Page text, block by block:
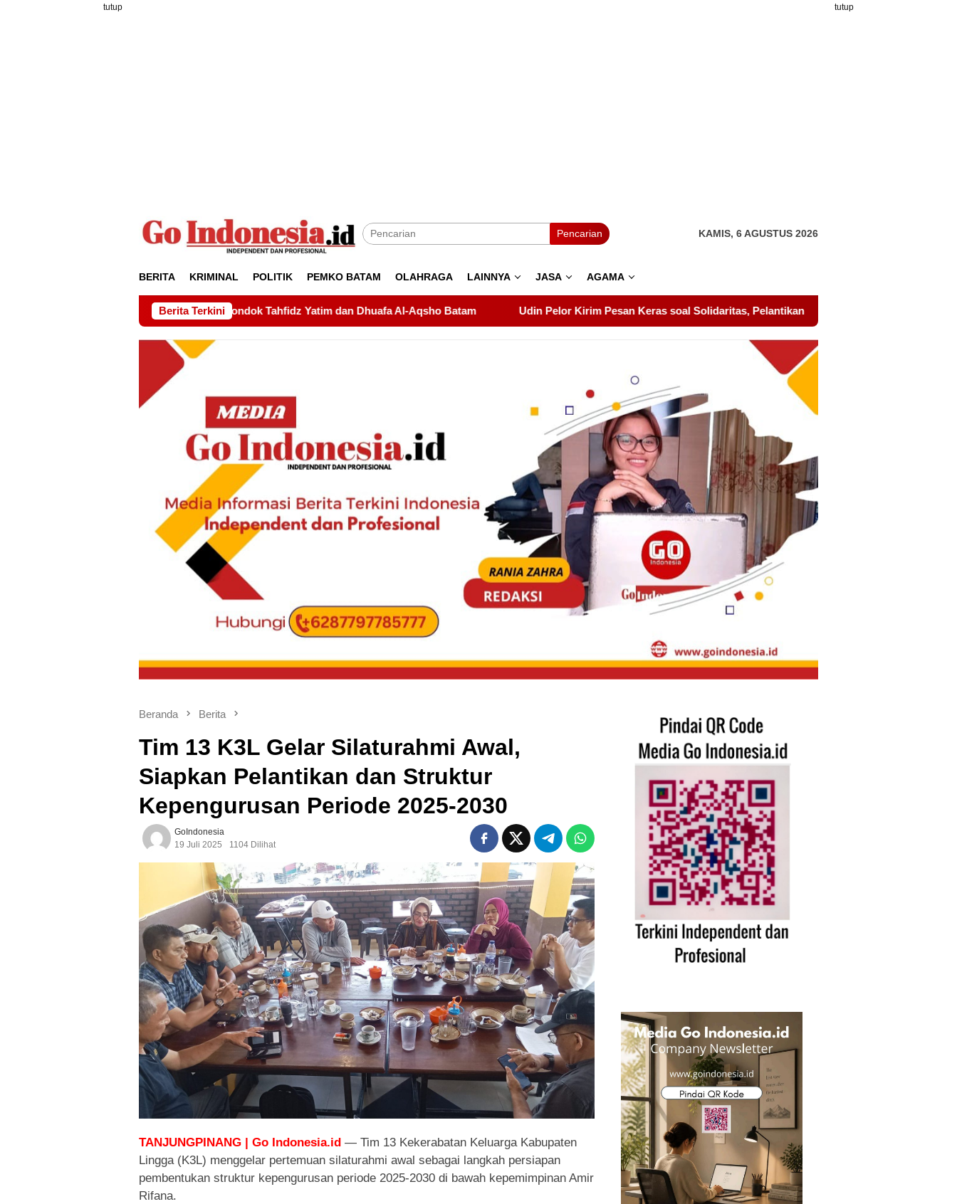
tutup tutup
Pencarian KAMIS, 6 AGUSTUS 2026
BERITA KRIMINAL POLITIK PEMKO BATAM OLAHRAGA LAINNYA JASA AGAMA
Berita Terkini
kepada Pondok Tahfidz Yatim dan Dhuafa Al-Aqsho Batam Udin Pelor Kirim Pesan Keras soal Solidaritas, Pelantikan Sambang Gagak Hitam Jadi Sinyal Kekuatan Baru
Beranda Berita
Tim 13 K3L Gelar Silaturahmi Awal,
Siapkan Pelantikan dan Struktur
Kepengurusan Periode 2025-2030
GoIndonesia
19 Juli 2025
1104 Dilihat
TANJUNGPINANG | Go Indonesia.id — Tim 13 Kekerabatan Keluarga Kabupaten
Lingga (K3L) menggelar pertemuan silaturahmi awal sebagai langkah persiapan
pembentukan struktur kepengurusan periode 2025-2030 di bawah kepemimpinan Amir
Rifana.